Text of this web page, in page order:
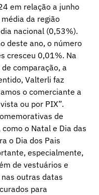
em relação a junho
da região
nacional (0,53%).
deste ano, o número
cresceu 0,01%. Na
comparação, a
Valterli faz
o comerciante a
ou por PIX”.
de
o Natal e Dia das
o Dia dos Pais
especialmente,
de vestuários e
outras datas
para